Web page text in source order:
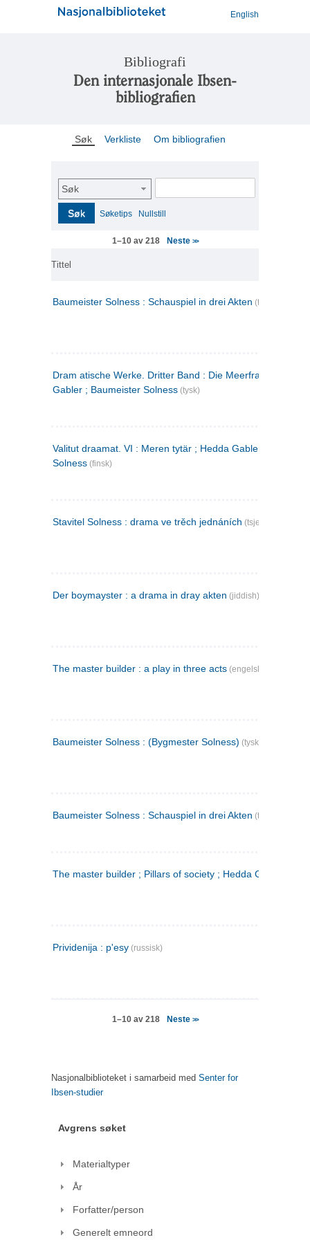
English
Bibliografi
Den internasjonale Ibsen-
bibliografien
Søk Verkliste Om bibliografien
Søk
Søk Søketips Nullstill
1–10 av 218 Neste >>
Tittel
Baumeister Solness : Schauspiel in drei Akten (tysk)
Dram atische Werke. Dritter Band : Die Meerfrau ; Hedda
Gabler ; Baumeister Solness (tysk)
Valitut draamat. VI : Meren tytär ; Hedda Gabler ;
Solness (finsk)
Stavitel Solness : drama ve trěch jednáních (tsjekkisk)
Der boymayster : a drama in dray akten (jiddish)
The master builder : a play in three acts (engelsk)
Baumeister Solness : (Bygmester Solness) (tysk)
Baumeister Solness : Schauspiel in drei Akten (tysk)
The master builder ; Pillars of society ; Hedda Gabler
Prividenija : p'esy (russisk)
1–10 av 218 Neste >>
Nasjonalbiblioteket i samarbeid med Senter for
Ibsen-studier
Avgrens søket
Materialtyper
År
Forfatter/person
Generelt emneord